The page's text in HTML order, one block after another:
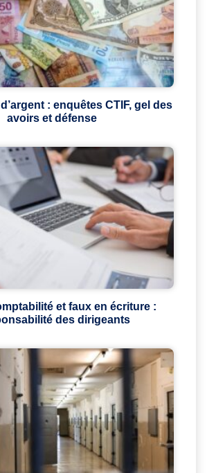
: enquêtes CTIF, gel des
avoirs et défense
et faux en écriture :
des dirigeants